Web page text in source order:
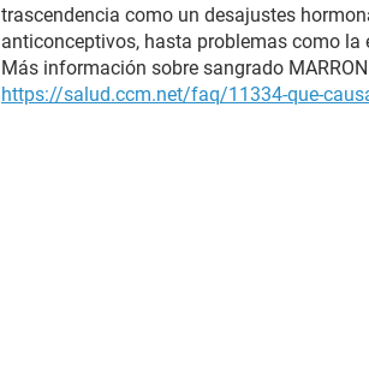
trascendencia como un desajustes
anticonceptivos, hasta problemas como la
Más información sobre sangrado
https://salud.ccm.net/faq/11334-que-